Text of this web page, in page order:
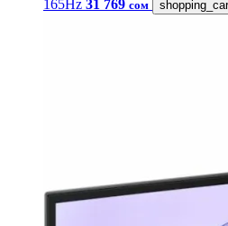
165Hz 31 769 сом